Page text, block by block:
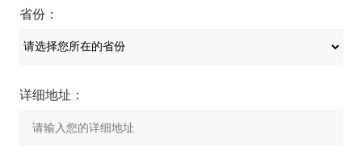
省份：
详细地址：